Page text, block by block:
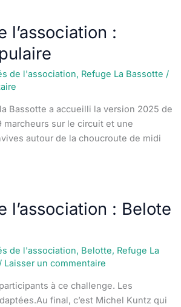
l’association :
de l'association, Refuge La Bassotte /
Bassotte a accueilli la version 2025 de
marcheurs sur le circuit et une
autour de la choucroute de midi
l’association : Belote
de l'association, Belotte, Refuge La
Laisser un commentaire
à ce challenge. Les
final, c’est Michel Kuntz qui